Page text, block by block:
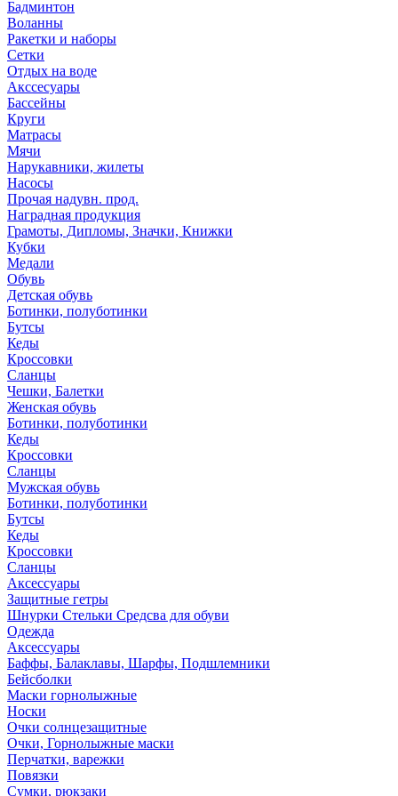
Бадминтон
Воланны
Ракетки и наборы
Сетки
Отдых на воде
Акссесуары
Бассейны
Круги
Матрасы
Мячи
Нарукавники, жилеты
Насосы
Прочая надувн. прод.
Наградная продукция
Грамоты, Дипломы, Значки, Книжки
Кубки
Медали
Обувь
Детская обувь
Ботинки, полуботинки
Бутсы
Кеды
Кроссовки
Сланцы
Чешки, Балетки
Женская обувь
Ботинки, полуботинки
Кеды
Кроссовки
Сланцы
Мужская обувь
Ботинки, полуботинки
Бутсы
Кеды
Кроссовки
Сланцы
Аксессуары
Защитные гетры
Шнурки Стельки Средсва для обуви
Одежда
Аксессуары
Баффы, Балаклавы, Шарфы, Подшлемники
Бейсболки
Маски горнолыжные
Носки
Очки солнцезащитные
Очки, Горнолыжные маски
Перчатки, варежки
Повязки
Сумки, рюкзаки